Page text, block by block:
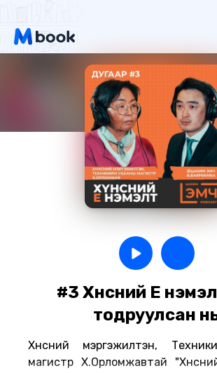
#3 Хүнсний Е
тодруулсан
Хүнсний мэргэжилтэн,
магистр Х.Орломжавтай